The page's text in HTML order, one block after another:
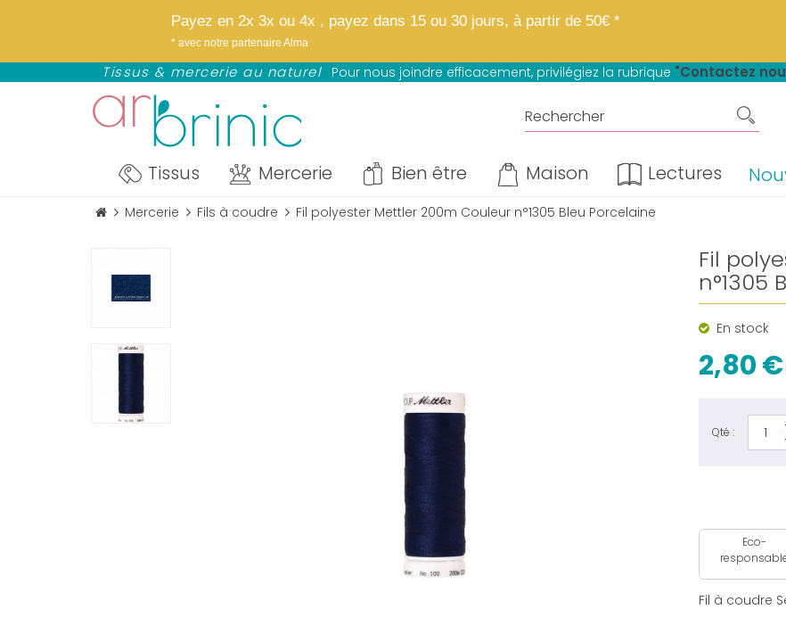
✨ Bientôt : notre boutique fait peau neuve. Mêmes matières, mêmes prix, mêmes
Payez en 2x 3x ou 4x , payez dans 15 ou 30 jours, à partir de 50€ *
* avec notre partenaire Alma
NOUVEAU : avez Paypal profitez du paiement en 4 fois sans frais*
*selon éligibilité définie par Paypal
Tissus & mercerie au naturel Pour nous joindre efficacement, privilégiez la rubrique "Contactez
Tissus Mercerie Bien être Maison Lectures
Mercerie Fils à coudre Fil polyester Mettler 200m Couleur n°1305 Bleu Porcelaine
Fil
n°1305
En stock
2,80 €
Qté :
Eco-
Fil à coudre